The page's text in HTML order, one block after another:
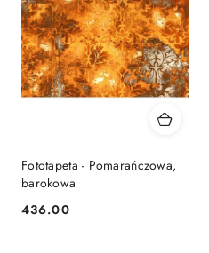
Fototapeta - Pomarańczowa,
barokowa
Cena:
436.00